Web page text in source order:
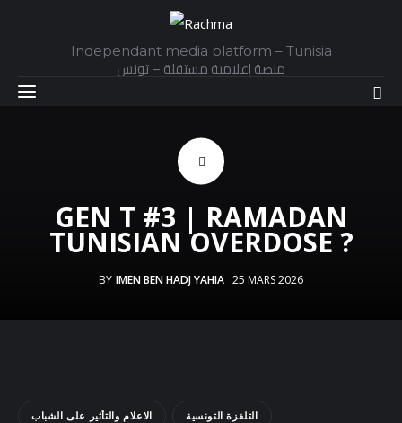
Independant media platform – Tunisia
منصة إعلامية مستقلة – تونس
Explainer
GEN T #3 | RAMADAN
TUNISIAN OVERDOSE ?
BY IMEN BEN HADJ YAHIA 25 MARS 2026
الاعلام والتأثير على الشباب التلفزة التونسية